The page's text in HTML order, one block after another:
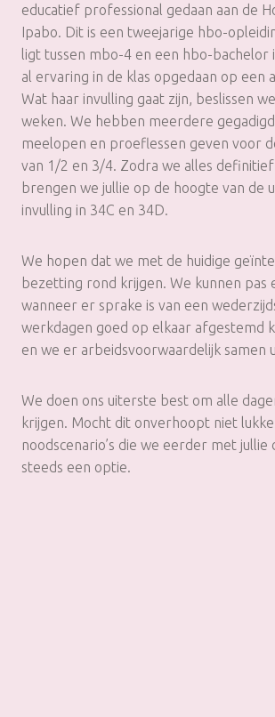
educatief professional gedaan aan de
Ipabo. Dit is een tweejarige hbo-
ligt tussen mbo-4 en een hbo-bachelor
al ervaring in de klas opgedaan op een
Wat haar invulling gaat zijn, beslissen
weken. We hebben meerdere
meelopen en proeflessen geven voor
van 1/2 en 3/4. Zodra we alles
brengen we jullie op de hoogte van de
invulling in 34C en 34D.
We hopen dat we met de huidige
bezetting rond krijgen. We kunnen pas
wanneer er sprake is van een
werkdagen goed op elkaar afgestemd
en we er arbeidsvoorwaardelijk samen
We doen ons uiterste best om alle
krijgen. Mocht dit onverhoopt niet
noodscenario’s die we eerder met jullie
steeds een optie.